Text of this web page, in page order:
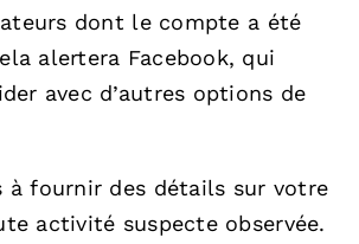
dont le compte a été
alertera Facebook, qui
avec d’autres options de
à fournir des détails sur votre
activité suspecte observée.